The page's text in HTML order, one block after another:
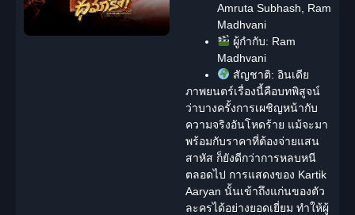
Amruta Subhash, Ram
Madhvani
ผู้กำกับ: Ram
Madhvani
สัญชาติ: อินเดีย
ภาพยนตร์เรื่องนี้คือบทพิสูจน์
ว่าบางครั้งการเผชิญหน้ากับ
ความจริงอันโหดร้าย แม้จะมา
พร้อมกับราคาที่ต้องจ่ายแสน
สาหัส ก็ยังดีกว่าการหลบหนี
ตลอดไป การแสดงของ Kartik
Aaryan นั้นเข้าถึงแก่นของตัว
ละครได้อย่างยอดเยี่ยม ทำให้ผู้